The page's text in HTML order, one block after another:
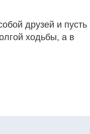
друзей и пусть
ходьбы, а в